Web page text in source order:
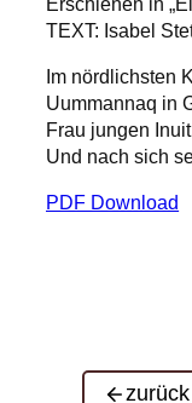
TEXT: Isabel
Im nördlichsten
Uummannaq in
Frau jungen
Und nach sich
PDF Download
zurück